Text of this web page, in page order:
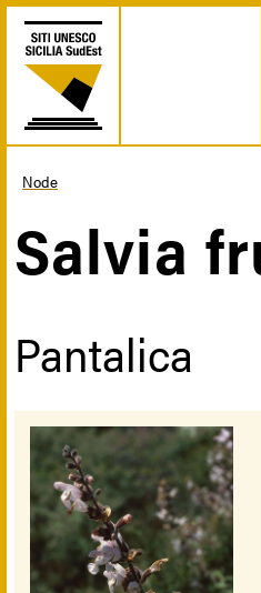
Salta
contenuto
principale
Briciole
di
pane
Node
Salvia
Pantalica